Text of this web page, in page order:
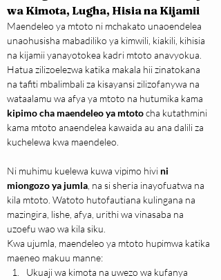
wa Kimota, Lugha, Hisia na Kijamii
Maendeleo ya mtoto ni mchakato unaoendelea
unaohusisha mabadiliko ya kimwili, kiakili, kihisia
na kijamii yanayotokea kadri mtoto anavyokua.
Hatua zilizoelezwa katika makala hii zinatokana
na tafiti mbalimbali za kisayansi zilizofanywa na
wataalamu wa afya ya mtoto na hutumika kama
kipimo cha maendeleo ya mtoto cha kutathmini
kama mtoto anaendelea kawaida au ana dalili za
kuchelewa kwa maendeleo.
Ni muhimu kuelewa kuwa vipimo hivi ni
miongozo ya jumla , na si sheria inayofuatwa na
kila mtoto. Watoto hutofautiana kulingana na
mazingira, lishe, afya, urithi wa vinasaba na
uzoefu wao wa kila siku.
Kwa ujumla, maendeleo ya mtoto hupimwa katika
maeneo makuu manne:
Ukuaji wa kimota na uwezo wa kufanya